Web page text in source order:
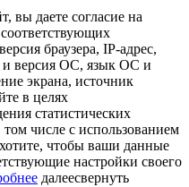
вы даете согласие на
браузера, IP-адрес,
и версия ОС, язык ОС и
экрана, источник
в целях
статистических
числе с использованием
чтобы ваши данные
настройки своего
далеесвернуть